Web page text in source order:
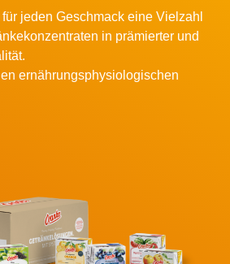
jeden Geschmack eine Vielzahl
in prämierter und
.
ernährungsphysiologischen